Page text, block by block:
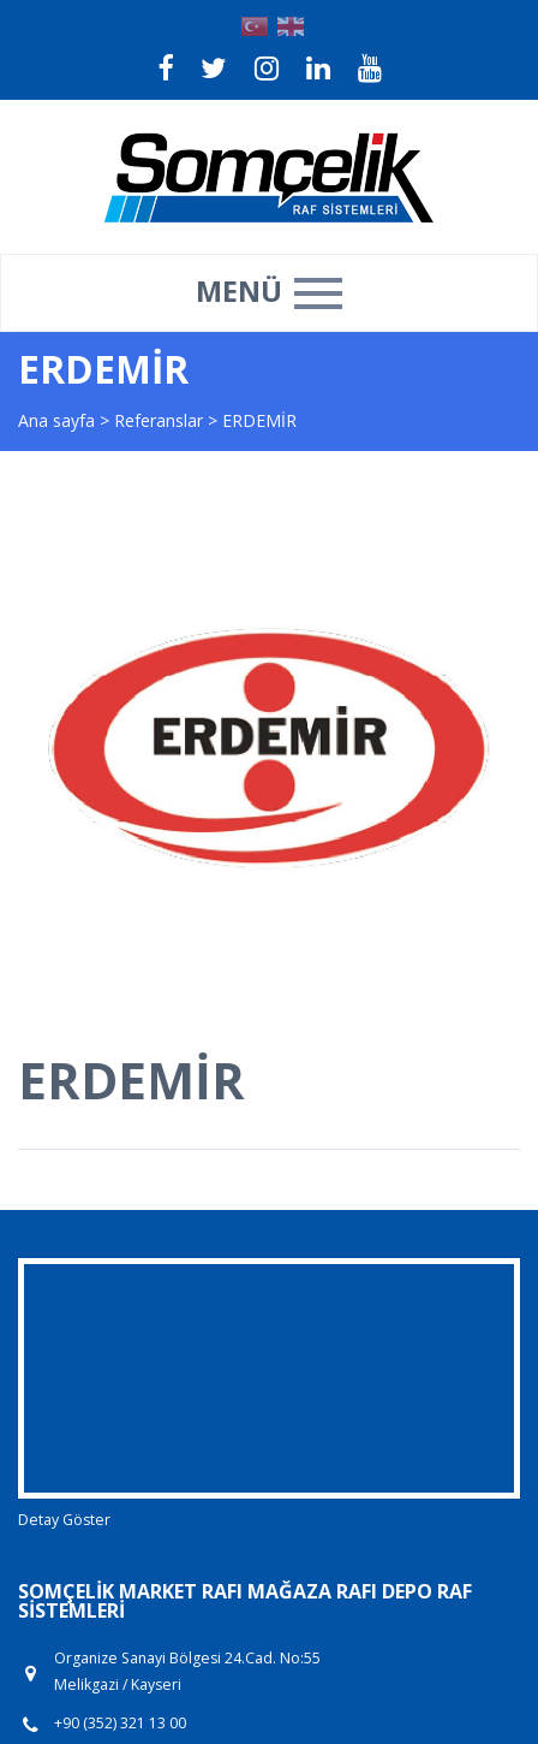
MENÜ
ERDEMİR
Ana sayfa > Referanslar > ERDEMİR
ERDEMİR
Detay Göster
SOMÇELIK MARKET RAFI MAĞAZA RAFI DEPO RAF
SISTEMLERI
Organize Sanayi Bölgesi 24.Cad. No:55
Melikgazi / Kayseri
+90 (352) 321 13 00